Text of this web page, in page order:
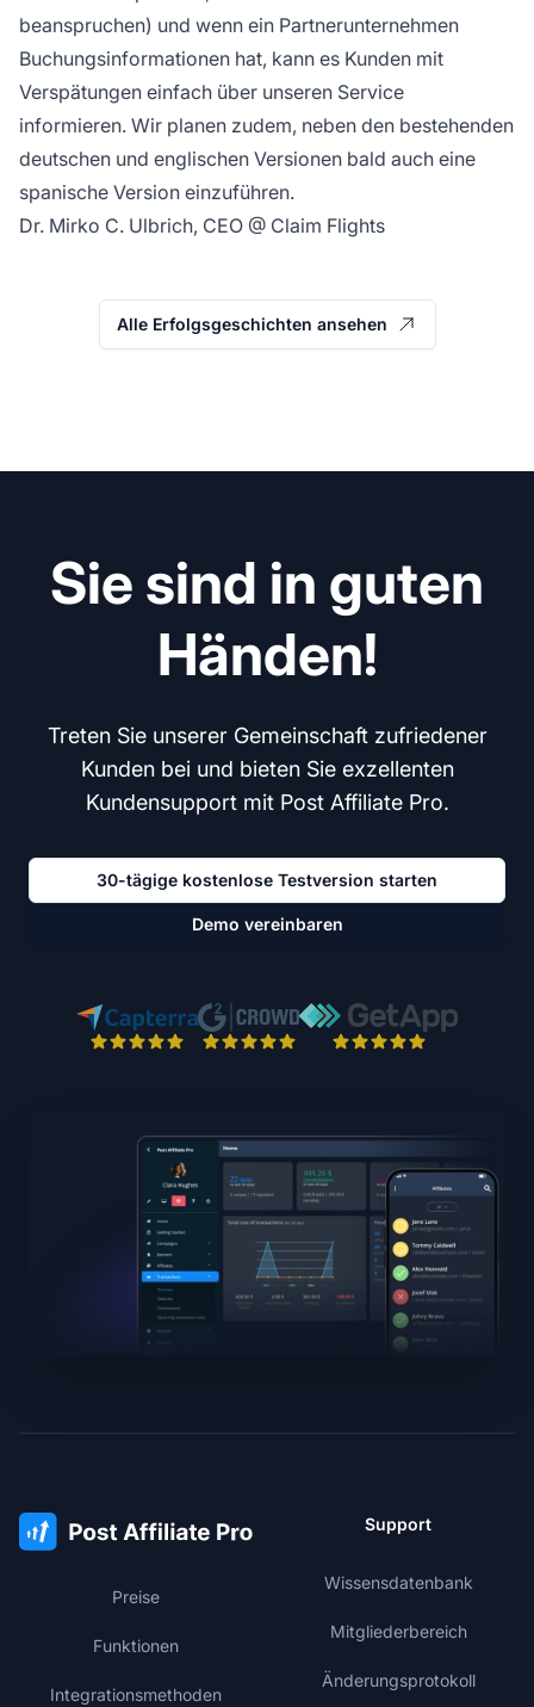
beanspruchen) und wenn ein Partnerunternehmen
Buchungsinformationen hat, kann es Kunden mit
Verspätungen einfach über unseren Service
informieren. Wir planen zudem, neben den bestehenden
deutschen und englischen Versionen bald auch eine
spanische Version einzuführen.
Dr. Mirko C. Ulbrich, CEO @ Claim Flights
Alle Erfolgsgeschichten ansehen
Sie sind in guten
Händen!
Treten Sie unserer Gemeinschaft zufriedener
Kunden bei und bieten Sie exzellenten
Kundensupport mit Post Affiliate Pro.
30-tägige kostenlose Testversion starten
Demo vereinbaren
Preise
Funktionen
Integrationsmethoden
Support
Wissensdatenbank
Mitgliederbereich
Änderungsprotokoll